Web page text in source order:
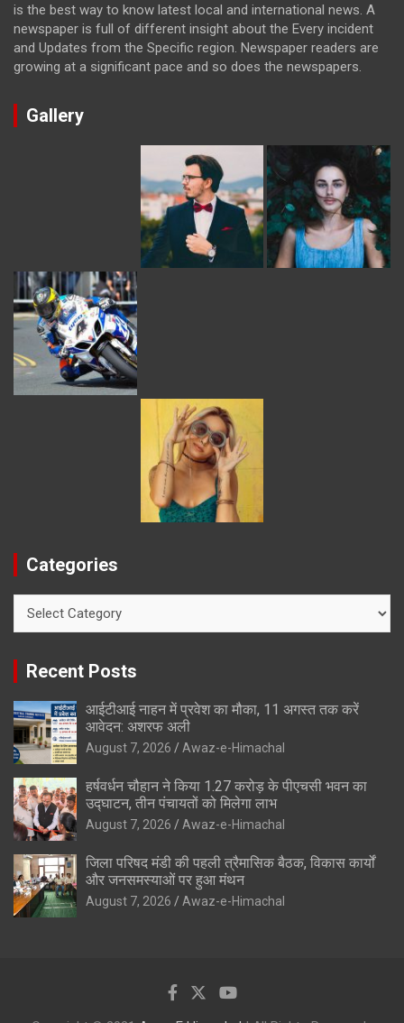
is the best way to know latest local and international news. A
newspaper is full of different insight about the Every incident
and Updates from the Specific region. Newspaper readers are
growing at a significant pace and so does the newspapers.
Gallery
Categories
Recent Posts
आईटीआई नाहन में प्रवेश का मौका, 11 अगस्त तक करें
आवेदन: अशरफ अली
August 7, 2026 Awaz-e-Himachal
हर्षवर्धन चौहान ने किया 1.27 करोड़ के पीएचसी भवन का
उद्घाटन, तीन पंचायतों को मिलेगा लाभ
August 7, 2026 Awaz-e-Himachal
जिला परिषद मंडी की पहली त्रैमासिक बैठक, विकास कार्यों
और जनसमस्याओं पर हुआ मंथन
August 7, 2026 Awaz-e-Himachal